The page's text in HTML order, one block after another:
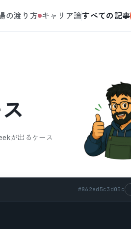
の渡り方 キャリア論すべての記事
が出るケース
#862ed5c3d05c